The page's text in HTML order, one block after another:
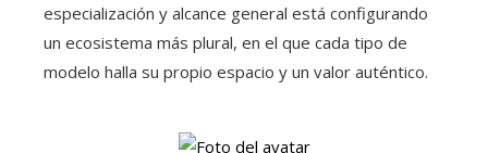
especialización y alcance general está configurando
un ecosistema más plural, en el que cada tipo de
modelo halla su propio espacio y un valor auténtico.